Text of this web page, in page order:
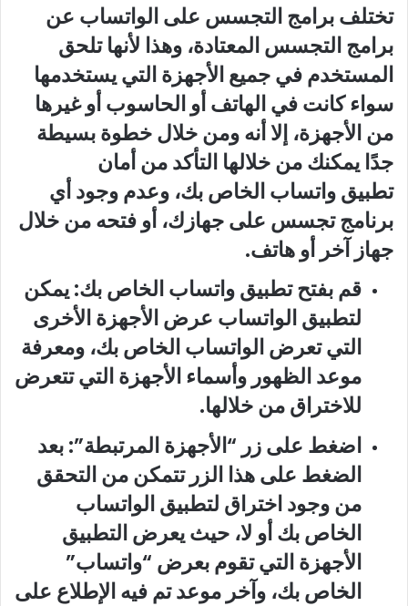
تختلف برامج التجسس على الواتساب عن
برامج التجسس المعتادة، وهذا لأنها تلحق
المستخدم في جميع الأجهزة التي يستخدمها
سواء كانت في الهاتف أو الحاسوب أو غيرها
من الأجهزة، إلا أنه ومن خلال خطوة بسيطة
جدًا يمكنك من خلالها التأكد من أمان
تطبيق واتساب الخاص بك، وعدم وجود أي
برنامج تجسس على جهازك، أو فتحه من خلال
جهاز آخر أو هاتف.
قم بفتح تطبيق واتساب الخاص بك: يمكن
لتطبيق الواتساب عرض الأجهزة الأخرى
التي تعرض الواتساب الخاص بك، ومعرفة
موعد الظهور وأسماء الأجهزة التي تتعرض
للاختراق من خلالها.
اضغط على زر “الأجهزة المرتبطة”: بعد
الضغط على هذا الزر تتمكن من التحقق
من وجود اختراق لتطبيق الواتساب
الخاص بك أو لا، حيث يعرض التطبيق
الأجهزة التي تقوم بعرض “واتساب”
الخاص بك، وآخر موعد تم فيه الإطلاع على